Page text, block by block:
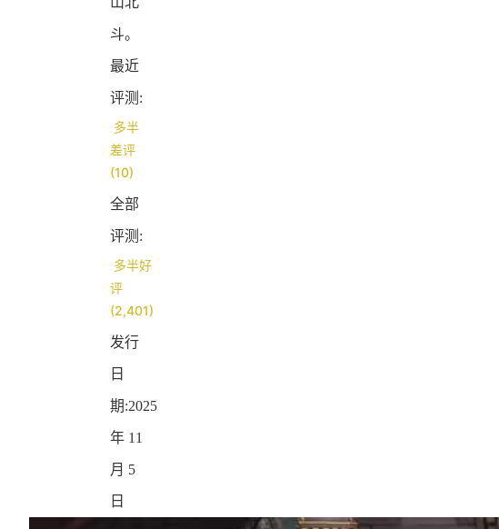
斗。
最近
评测:
多半
差评
(10)
全部
评测:
多半好
评
(2,401)
发行
日
期:2025
年 11
月 5
日